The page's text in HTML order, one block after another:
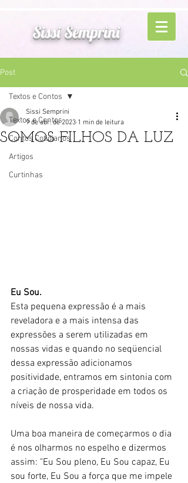
Sissi Semprini
Post
Textos e Contos
Contos Cotidianos
Artigos
Curtinhas
Textos e Contos
SOMOS FILHOS DA LUZ
Sissi Semprini
9 de abr. de 2023 1 min de leitura
Eu Sou.
Esta pequena expressão é a mais
reveladora e a mais intensa das
expressões a serem utilizadas em
nossas vidas e quando no seqüencial
dessa expressão adicionamos
positividade, entramos em sintonia com
a criação de prosperidade em todos os
níveis de nossa vida.
Uma boa maneira de começarmos o dia
é nos olharmos no espelho e dizermos
assim: "Eu Sou pleno, Eu Sou capaz, Eu
sou forte, Eu Sou a força que me impele